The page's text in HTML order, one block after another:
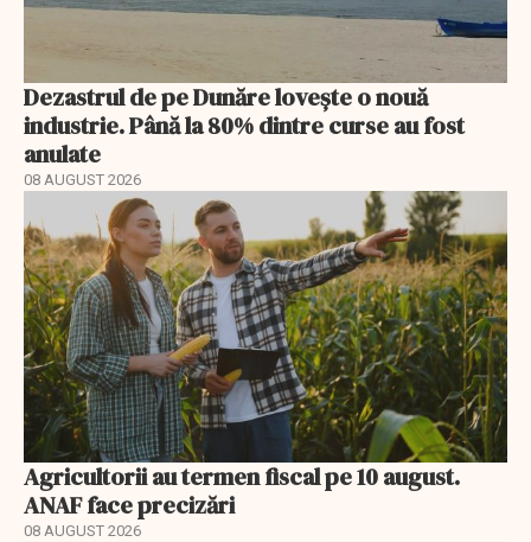
Dezastrul de pe Dunăre lovește o nouă
industrie. Până la 80% dintre curse au fost
anulate
08 AUGUST 2026
Agricultorii au termen fiscal pe 10 august.
ANAF face precizări
08 AUGUST 2026